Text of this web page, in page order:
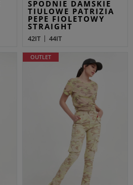
SPODNIE DAMSKIE
TIULOWE PATRIZIA
PEPE FIOLETOWY
STRAIGHT
42IT 44IT
OUTLET